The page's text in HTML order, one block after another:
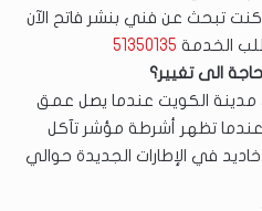
ساعة، فإذا كنت تبحث عن فني بنشر فاتح الآن
الخدمة 51350135
الى تغيير؟
مدينة الكويت عندما يصل عمق
1.6 مليمتر، أو عندما تظهر أشرطة مؤشر تآكل
في الإطارات الجديدة حوالي